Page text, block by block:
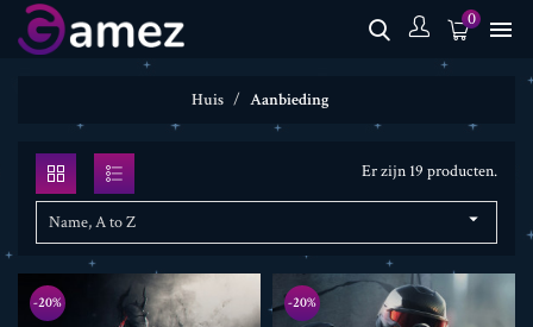
0 
Huis Aanbieding
Er zijn 19 producten.
Name, A to Z 
-20% -20%